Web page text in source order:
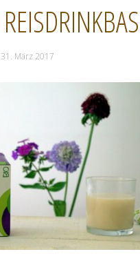
31. März 2017